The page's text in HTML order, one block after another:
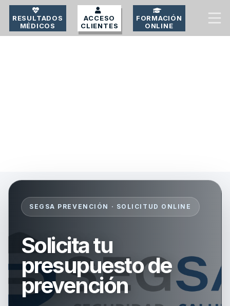
RESULTADOS
MÉDICOS
ACCESO
CLIENTES
FORMACIÓN
ONLINE
SEGSA PREVENCIÓN · SOLICITUD ONLINE
Solicita tu
presupuesto de
prevención